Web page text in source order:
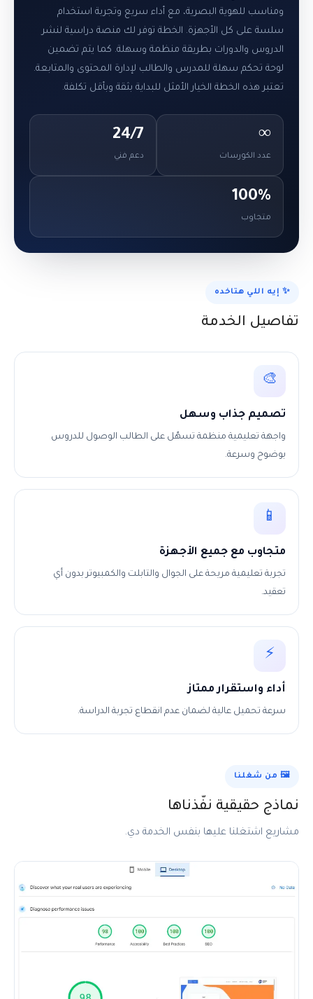
ومناسب للهوية البصرية، مع أداء سريع وتجربة استخدام
سلسة على كل الأجهزة. الخطة توفر لك منصة دراسية لنشر
الدروس والدورات بطريقة منظمة وسهلة. كما يتم تضمين
لوحة تحكم سهلة للمدرس والطالب لإدارة المحتوى والمتابعة.
تعتبر هذه الخطة الخيار الأمثل للبداية بثقة وبأقل تكلفة.
∞
عدد الكورسات
24/7
دعم فني
100%
متجاوب
✨ إيه اللي هتاخده
تفاصيل الخدمة
🎨
تصميم جذاب وسهل
واجهة تعليمية منظمة تسهّل على الطالب الوصول للدروس
بوضوح وسرعة.
📱
متجاوب مع جميع الأجهزة
تجربة تعليمية مريحة على الجوال والتابلت والكمبيوتر بدون أي
تعقيد.
⚡
أداء واستقرار ممتاز
سرعة تحميل عالية لضمان عدم انقطاع تجربة الدراسة.
🖼️ من شغلنا
نماذج حقيقية نفّذناها
مشاريع اشتغلنا عليها بنفس الخدمة دي.